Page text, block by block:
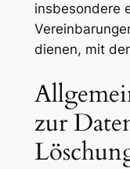
insbesondere
dienen, mit
zur